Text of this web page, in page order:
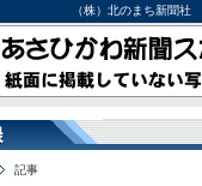
（株）北のまち新聞
記事